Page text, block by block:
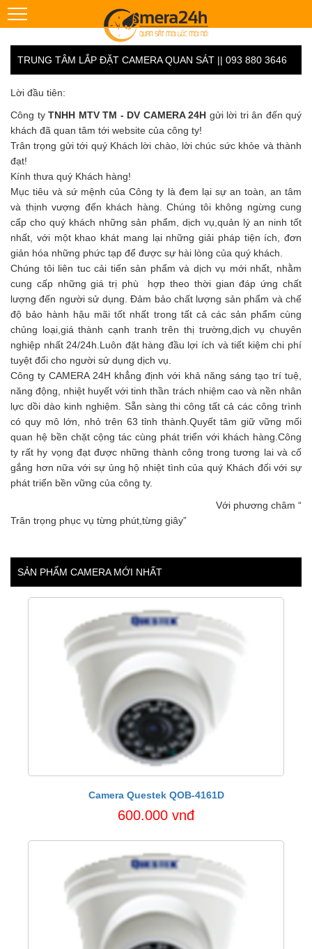
TRUNG TÂM LẮP ĐẶT CAMERA QUAN SÁT || 093 880 3646
Lời đầu tiên:
Công ty TNHH MTV TM - DV CAMERA 24H gửi lời tri ân đến quý
khách đã quan tâm tới website của công ty!
Trân trọng gửi tới quý Khách lời chào, lời chúc sức khỏe và thành
đạt!
Kính thưa quý Khách hàng!
Mục tiêu và sứ mệnh của Công ty là đem lại sự an toàn, an tâm
và thịnh vượng đến khách hàng. Chúng tôi không ngừng cung
cấp cho quý khách những sản phẩm, dịch vụ,quản lý an ninh tốt
nhất, với một khao khát mang lại những giải pháp tiện ích, đơn
giản hóa những phức tạp để được sự hài lòng của quý khách.
Chúng tôi liên tuc cải tiến sản phẩm và dịch vụ mới nhất, nhằm
cung cấp những giá trị phù hợp theo thời gian đáp ứng chất
lượng đến người sử dụng. Đảm bảo chất lượng sản phẩm và chế
độ bảo hành hậu mãi tốt nhất trong tất cả các sản phẩm cùng
chủng loại,giá thành cạnh tranh trên thị trường,dịch vụ chuyên
nghiệp nhất 24/24h.Luôn đặt hàng đầu lợi ích và tiết kiệm chi phí
tuyệt đối cho người sử dụng dịch vụ.
Công ty CAMERA 24H khẳng định với khả năng sáng tạo trí tuệ,
năng động, nhiệt huyết với tinh thần trách nhiệm cao và nền nhân
lực dồi dào kinh nghiệm. Sẵn sàng thi công tất cả các công trình
có quy mô lớn, nhỏ trên 63 tỉnh thành.Quyết tâm giữ vững mối
quan hệ bền chặt cộng tác cùng phát triển với khách hàng.Công
ty rất hy vọng đạt được những thành công trong tương lai và cố
gắng hơn nữa với sự ủng hộ nhiệt tình của quý Khách đối với sự
phát triển bền vững của công ty.
Với phương châm “
Trân trọng phục vụ từng phút,từng giây”
SẢN PHẨM CAMERA MỚI NHẤT
Camera Questek QOB-4161D
600.000 vnđ